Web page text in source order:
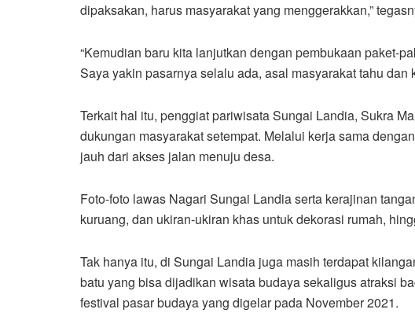
dipaksakan, harus masyarakat yang menggerakkan,”
“Kemudian baru kita lanjutkan dengan pembukaan paket-
Saya yakin pasarnya selalu ada, asal masyarakat tahu
Terkait hal itu, penggiat pariwisata Sungai Landia, Sukra
dukungan masyarakat setempat. Melalui kerja sama
jauh dari akses jalan menuju desa.
Foto-foto lawas Nagari Sungai Landia serta kerajinan
kuruang, dan ukiran-ukiran khas untuk dekorasi rumah,
Tak hanya itu, di Sungai Landia juga masih terdapat
batu yang bisa dijadikan wisata budaya sekaligus atraksi
festival pasar budaya yang digelar pada November 2021.